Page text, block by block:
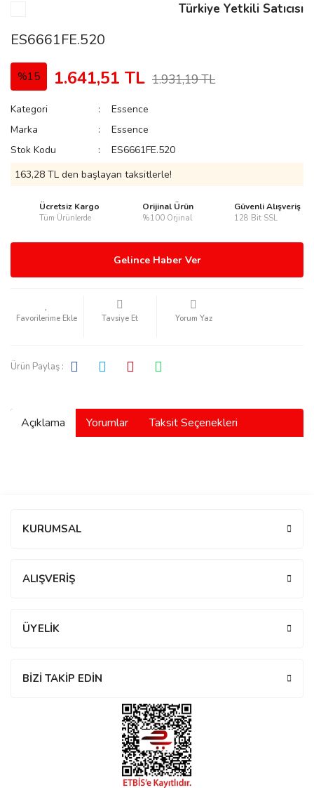
Türkiye Yetkili Satıcısı
ES6661FE.520
%15 1.641,51 TL 1.931,19 TL
Kategori
Essence
Marka
Essence
Stok Kodu
ES6661FE.520
163,28 TL den başlayan taksitlerle!
Ücretsiz Kargo
Tüm Ürünlerde
Orijinal Ürün
%100 Orjinal
Güvenli Alışveriş
128 Bit SSL
Gelince Haber Ver
Tavsiye Et Yorum Yaz
Ürün Paylaş :
Açıklama Yorumlar Taksit Seçenekleri
KURUMSAL
ALIŞVERİŞ
ÜYELİK
BİZİ TAKİP EDİN